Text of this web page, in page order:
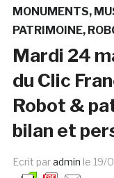
MONUMENTS
PATRIMOINE
Mardi 24
du Clic
Robot &
bilan et
Ecrit paradmin le 19/